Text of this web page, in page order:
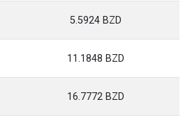
5.5924 BZD
11.1848 BZD
16.7772 BZD